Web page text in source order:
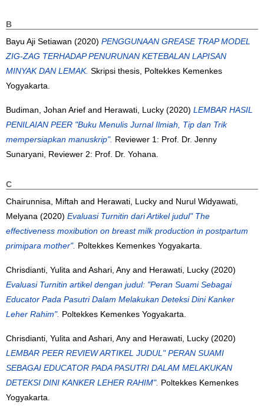
B
Bayu Aji Setiawan (2020) PENGGUNAAN GREASE TRAP MODEL
ZIG-ZAG TERHADAP PENURUNAN KETEBALAN LAPISAN
MINYAK DAN LEMAK. Skripsi thesis, Poltekkes Kemenkes
Yogyakarta.
Budiman, Johan Arief and Herawati, Lucky (2020) LEMBAR HASIL
PENILAIAN PEER "Buku Menulis Jurnal Ilmiah, Tip dan Trik
mempersiapkan manuskrip". Reviewer 1: Prof. Dr. Jenny
Sunaryani, Reviewer 2: Prof. Dr. Yohana.
C
Chairunnisa, Miftah and Herawati, Lucky and Nurul Widyawati,
Melyana (2020) Evaluasi Turnitin dari Artikel judul" The
effectiveness moxibution on breast milk production in postpartum
primipara mother". Poltekkes Kemenkes Yogyakarta.
Chrisdianti, Yulita and Ashari, Any and Herawati, Lucky (2020)
Evaluasi Turnitin artikel dengan judul: "Peran Suami Sebagai
Educator Pada Pasutri Dalam Melakukan Deteksi Dini Kanker
Leher Rahim". Poltekkes Kemenkes Yogyakarta.
Chrisdianti, Yulita and Ashari, Any and Herawati, Lucky (2020)
LEMBAR PEER REVIEW ARTIKEL JUDUL" PERAN SUAMI
SEBAGAI EDUCATOR PADA PASUTRI DALAM MELAKUKAN
DETEKSI DINI KANKER LEHER RAHIM". Poltekkes Kemenkes
Yogyakarta.